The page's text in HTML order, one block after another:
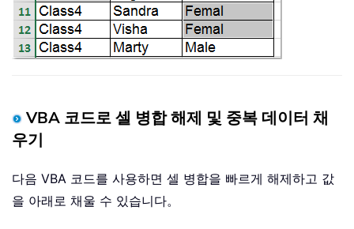
VBA 코드로 셀 병합 해제 및 중복 데이터 채
우기
다음 VBA 코드를 사용하면 셀 병합을 빠르게 해제하고 값
을 아래로 채울 수 있습니다。